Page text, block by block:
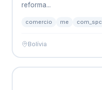
reforma...
comercio me com_spc
Bolívia